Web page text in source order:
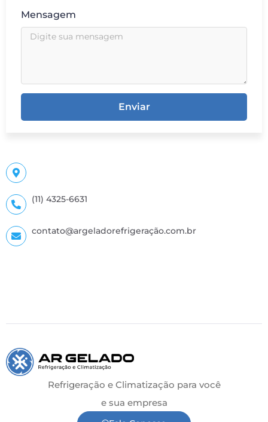
Mensagem
Enviar
(11) 4325-6631
contato@argeladorefrigeração.com.br
Refrigeração e Climatização para você
e sua empresa